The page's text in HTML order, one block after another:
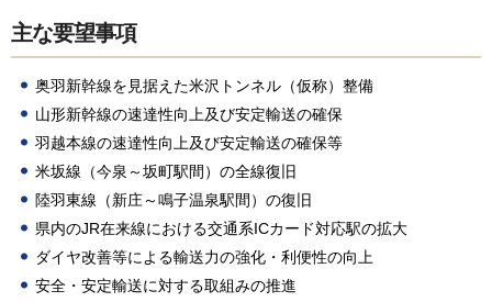
主な要望事項
奥羽新幹線を見据えた米沢トンネル（仮称）整備
山形新幹線の速達性向上及び安定輸送の確保
羽越本線の速達性向上及び安定輸送の確保等
米坂線（今泉～坂町駅間）の全線復旧
陸羽東線（新庄～鳴子温泉駅間）の復旧
県内のJR在来線における交通系ICカード対応駅の拡大
ダイヤ改善等による輸送力の強化・利便性の向上
安全・安定輸送に対する取組みの推進